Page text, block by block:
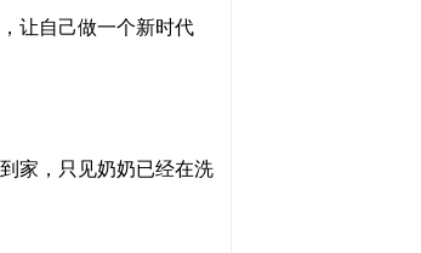
让自己做一个新时代
家，只见奶奶已经在洗